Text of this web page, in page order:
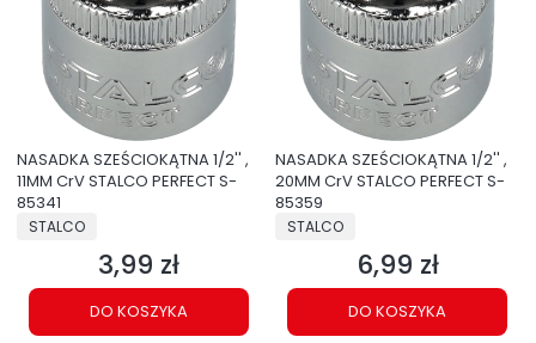
NASADKA SZEŚCIOKĄTNA 1/2'' ,
11MM CrV STALCO PERFECT S-
85341
PRODUCENT
STALCO
Cena
3,99 zł
DO KOSZYKA
NASADKA SZEŚCIOKĄTNA 1/2'' ,
20MM CrV STALCO PERFECT S-
85359
PRODUCENT
STALCO
Cena
6,99 zł
DO KOSZYKA